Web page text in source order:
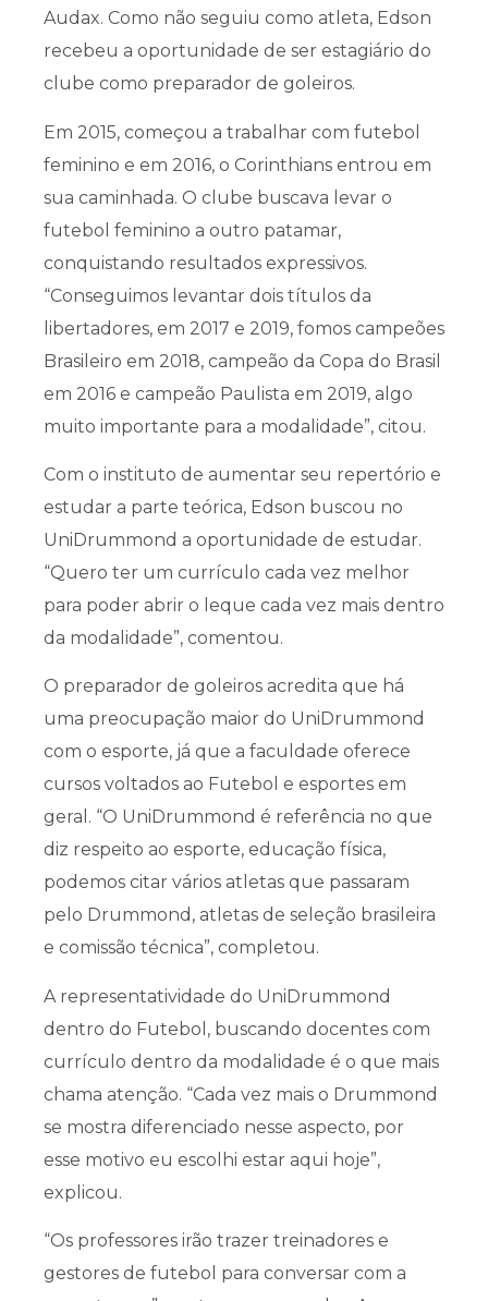
Audax. Como não seguiu como atleta, Edson
recebeu a oportunidade de ser estagiário do
clube como preparador de goleiros.
Em 2015, começou a trabalhar com futebol
feminino e em 2016, o Corinthians entrou em
sua caminhada. O clube buscava levar o
futebol feminino a outro patamar,
conquistando resultados expressivos.
“Conseguimos levantar dois títulos da
libertadores, em 2017 e 2019, fomos campeões
Brasileiro em 2018, campeão da Copa do Brasil
em 2016 e campeão Paulista em 2019, algo
muito importante para a modalidade”, citou.
Com o instituto de aumentar seu repertório e
estudar a parte teórica, Edson buscou no
UniDrummond a oportunidade de estudar.
“Quero ter um currículo cada vez melhor
para poder abrir o leque cada vez mais dentro
da modalidade”, comentou.
O preparador de goleiros acredita que há
uma preocupação maior do UniDrummond
com o esporte, já que a faculdade oferece
cursos voltados ao Futebol e esportes em
geral. “O UniDrummond é referência no que
diz respeito ao esporte, educação física,
podemos citar vários atletas que passaram
pelo Drummond, atletas de seleção brasileira
e comissão técnica”, completou.
A representatividade do UniDrummond
dentro do Futebol, buscando docentes com
currículo dentro da modalidade é o que mais
chama atenção. “Cada vez mais o Drummond
se mostra diferenciado nesse aspecto, por
esse motivo eu escolhi estar aqui hoje”,
explicou.
“Os professores irão trazer treinadores e
gestores de futebol para conversar com a